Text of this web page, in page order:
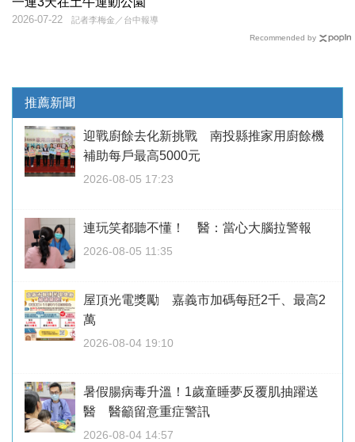
記者李梅金／台中報導
2026-07-22
Recommended by
推薦新聞
迎戰廚餘去化新挑戰 南投縣推家用廚餘機
補助每戶最高5000元
2026-08-05 17:23
連玩笑都聽不懂！ 醫：當心大腦拉警報
2026-08-05 11:35
屋頂光電獎勵 嘉義市加碼每瓩2千、最高2
萬
2026-08-04 19:10
暑假腸病毒升溫！1歲童睡夢反覆肌抽躍送
醫 醫籲留意重症警訊
2026-08-04 14:57